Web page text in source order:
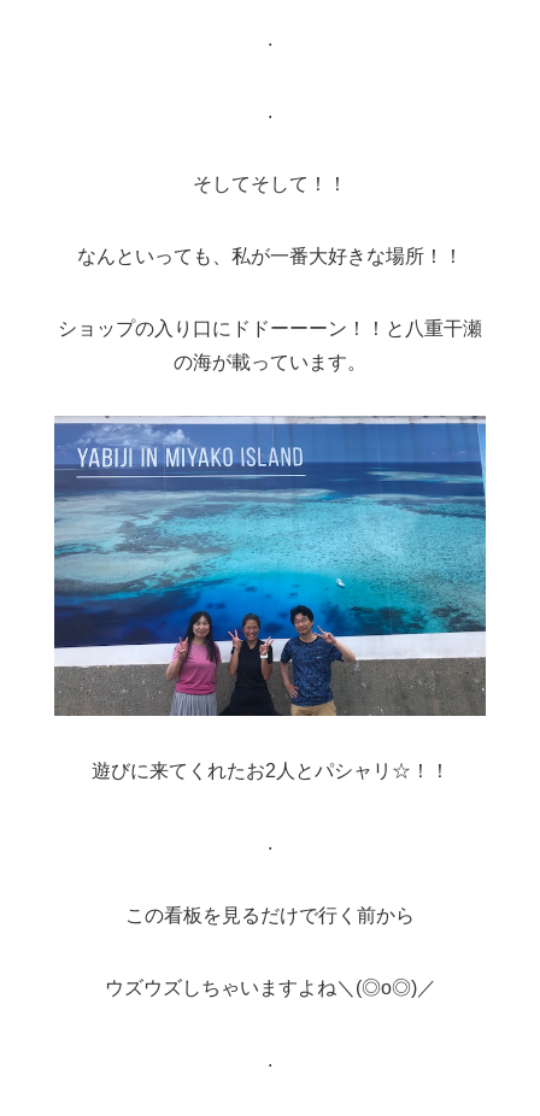
.
.
そしてそして！！
なんといっても、私が一番大好きな場所！！
ショップの入り口にドドーーーン！！と八重干瀬
の海が載っています。
遊びに来てくれたお2人とパシャリ☆！！
.
この看板を見るだけで行く前から
ウズウズしちゃいますよね＼(◎o◎)／
.